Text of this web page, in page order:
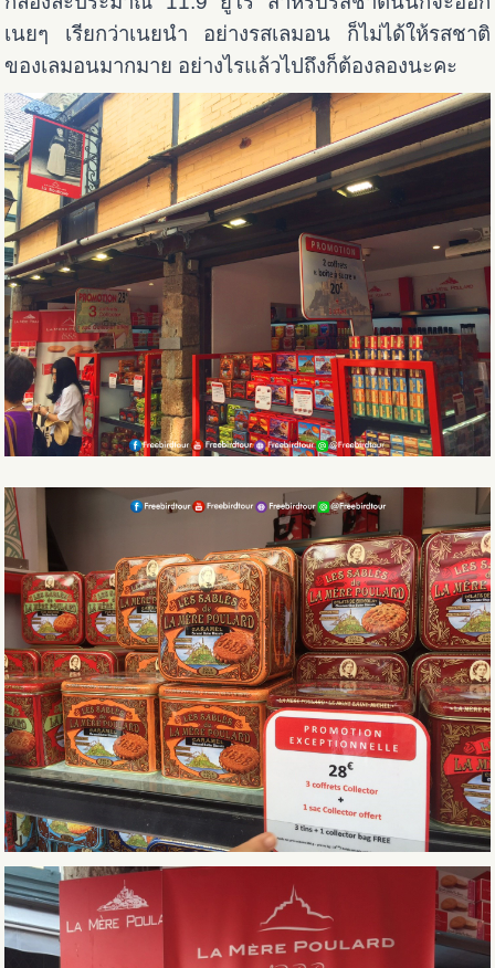
เนยๆ เรียกว่าเนยนำ อย่างรสเลมอน ก็ไม่ได้ให้รสชาติ
ของเลมอนมากมาย อย่างไรแล้วไปถึงก็ต้องลองนะคะ